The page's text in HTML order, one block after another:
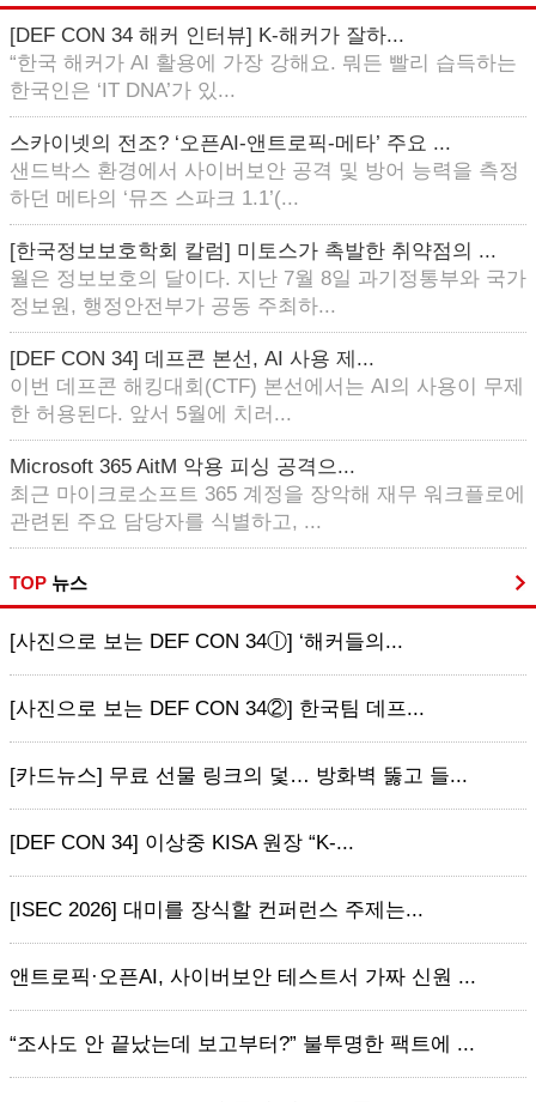
[DEF CON 34 해커 인터뷰] K-해커가 잘하...
“한국 해커가 AI 활용에 가장 강해요. 뭐든 빨리 습득하는
한국인은 ‘IT DNA’가 있...
스카이넷의 전조? ‘오픈AI-앤트로픽-메타’ 주요 ...
샌드박스 환경에서 사이버보안 공격 및 방어 능력을 측정
하던 메타의 ‘뮤즈 스파크 1.1’(...
[한국정보보호학회 칼럼] 미토스가 촉발한 취약점의 ...
월은 정보보호의 달이다. 지난 7월 8일 과기정통부와 국가
정보원, 행정안전부가 공동 주최하...
[DEF CON 34] 데프콘 본선, AI 사용 제...
이번 데프콘 해킹대회(CTF) 본선에서는 AI의 사용이 무제
한 허용된다. 앞서 5월에 치러...
Microsoft 365 AitM 악용 피싱 공격으...
최근 마이크로소프트 365 계정을 장악해 재무 워크플로에
관련된 주요 담당자를 식별하고, ...
TOP 뉴스
[사진으로 보는 DEF CON 34ⓛ] ‘해커들의...
[사진으로 보는 DEF CON 34②] 한국팀 데프...
[카드뉴스] 무료 선물 링크의 덫… 방화벽 뚫고 들...
[DEF CON 34] 이상중 KISA 원장 “K-...
[ISEC 2026] 대미를 장식할 컨퍼런스 주제는...
앤트로픽·오픈AI, 사이버보안 테스트서 가짜 신원 ...
“조사도 안 끝났는데 보고부터?” 불투명한 팩트에 ...